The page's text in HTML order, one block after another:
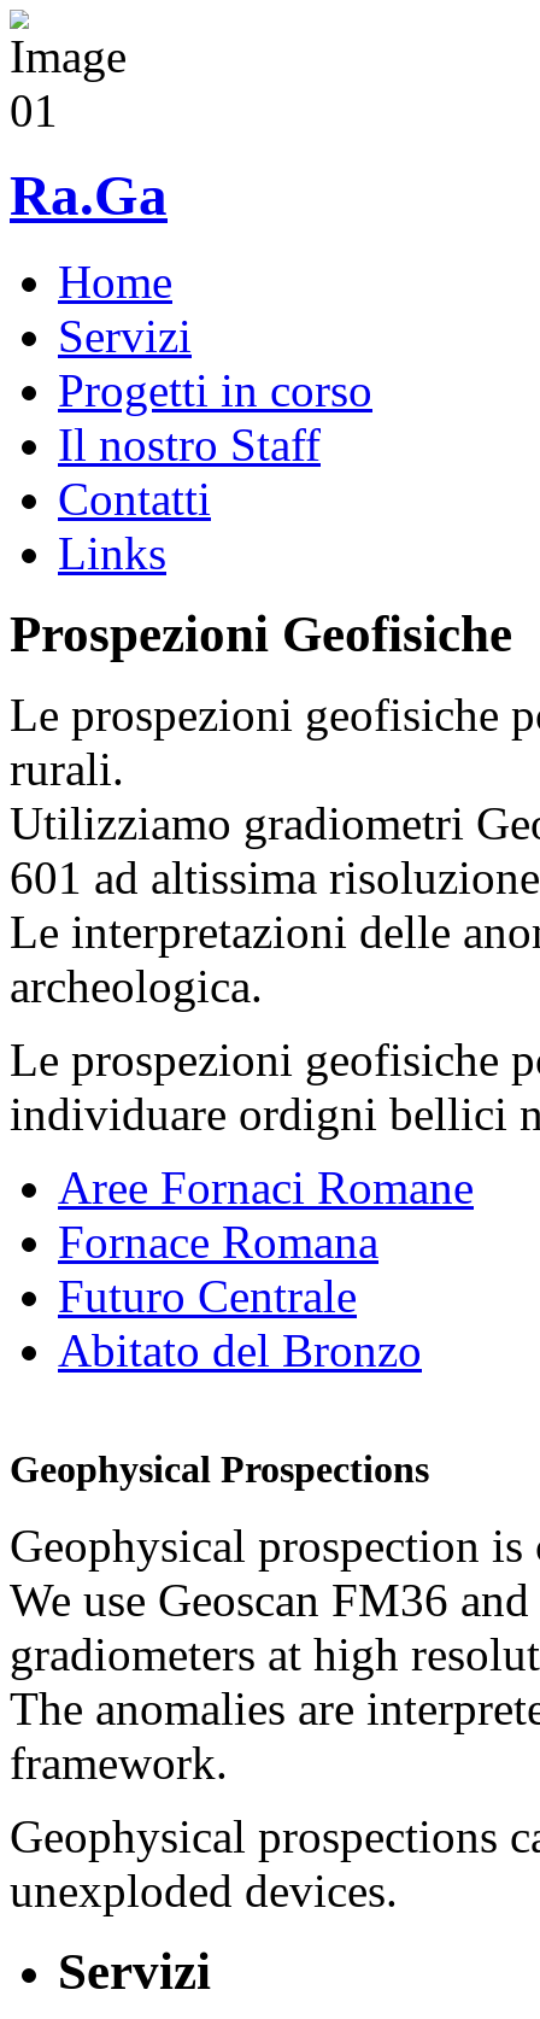
Ra.Ga
Home
Servizi
Progetti in corso
Il nostro Staff
Contatti
Links
Prospezioni Geofisiche
Le prospezioni geofisiche
rurali.
Utilizziamo gradiometri
601 ad altissima
Le interpretazioni delle
archeologica.
Le prospezioni geofisiche
individuare ordigni bellici
Aree Fornaci Romane
Fornace Romana
Futuro Centrale
Abitato del Bronzo
Geophysical Prospections
Geophysical prospection
We use Geoscan FM36
gradiometers at high
The anomalies are
framework.
Geophysical prospections
unexploded devices.
Servizi